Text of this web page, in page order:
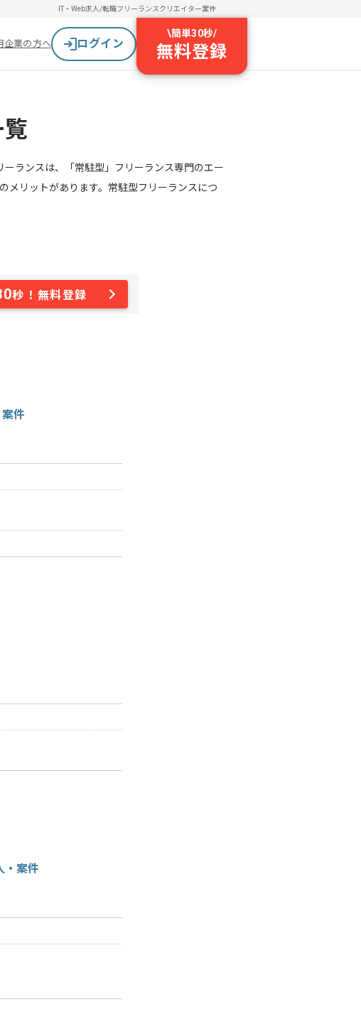
IT・Web求人/転職フリーランスクリエイター案件
企業の方へ ログイン
\簡単30秒/
無料登録
ランスは、「常駐型」フリーランス専門のエー
メリットがあります。常駐型フリーランスにつ
秒！無料登録
件
・案件